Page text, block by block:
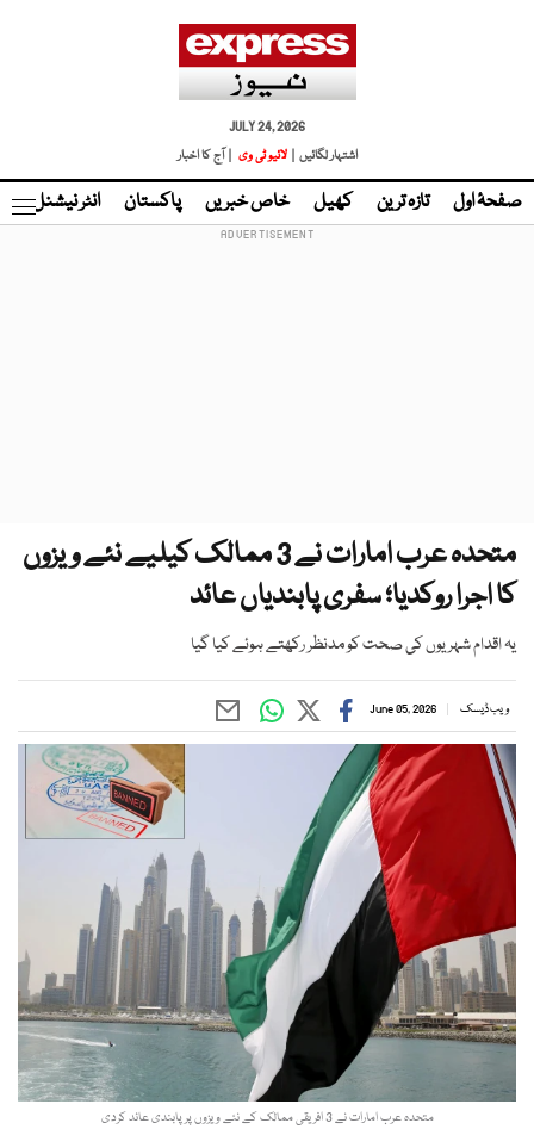
JULY 24, 2026
اشتہار لگائیں |
لائیو ٹی وی | آج کا اخبار
صفحۂ اول تازہ ترین کھیل خاص خبریں پاکستان انٹر نیشنل
متحدہ عرب امارات نے 3 ممالک کیلیے نئے ویزوں
کا اجرا روکدیا؛ سفری پابندیاں عائد
یہ اقدام شہریوں کی صحت کو مدنظر رکھتے ہوئے کیا گیا
ویب ڈیسک June 05, 2026
متحدہ عرب امارات نے 3 افریقی ممالک کے نئے ویزوں پر پابندی عائد کردی